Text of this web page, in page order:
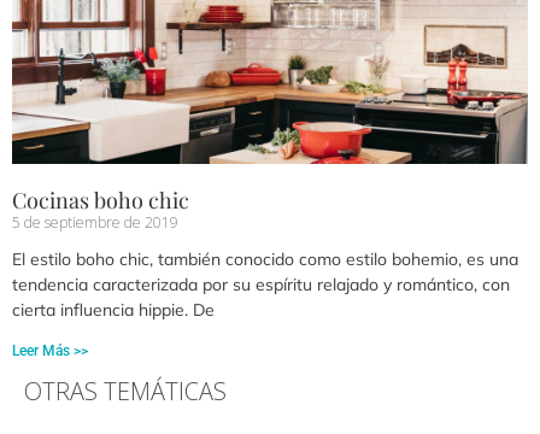
Cocinas boho chic
5 de septiembre de 2019
El estilo boho chic, también conocido como estilo bohemio, es una
tendencia caracterizada por su espíritu relajado y romántico, con
cierta influencia hippie. De
Leer Más >>
OTRAS TEMÁTICAS